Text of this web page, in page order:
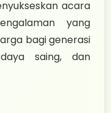
acara
yang
bagi generasi
saing, dan